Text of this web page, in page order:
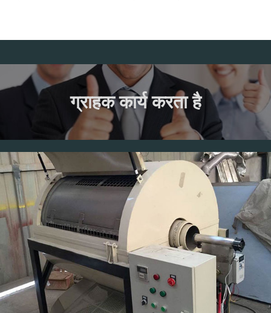
ग्राहक कार्य करता है